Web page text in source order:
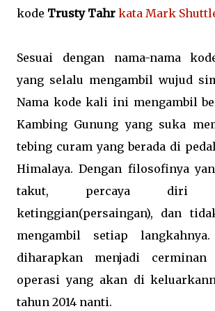
kode Trusty Tahr kata Mark
Sesuai dengan nama-nama
yang selalu mengambil wujud
Nama kode kali ini mengambil
Kambing Gunung yang suka
tebing curam yang berada di
Himalaya. Dengan filosofinya
takut, percaya
ketinggian(persaingan), dan
mengambil setiap
diharapkan menjadi
operasi yang akan di
tahun 2014 nanti.